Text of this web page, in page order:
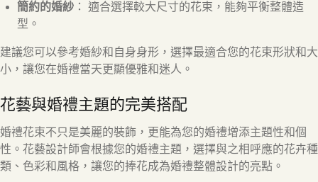
簡約的婚紗 ： 適合選擇較大尺寸的花束，能夠平衡整體造
型。
建議您可以參考婚紗和自身身形，選擇最適合您的花束形狀和大
小，讓您在婚禮當天更顯優雅和迷人。
花藝與婚禮主題的完美搭配
婚禮花束不只是美麗的裝飾，更能為您的婚禮增添主題性和個
性。花藝設計師會根據您的婚禮主題，選擇與之相呼應的花卉種
類、色彩和風格，讓您的捧花成為婚禮整體設計的亮點。